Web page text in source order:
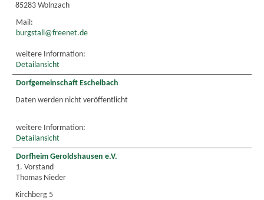
85283 Wolnzach
Mail:
burgstall@freenet.de
weitere Information:
Detailansicht
Dorfgemeinschaft Eschelbach
Daten werden nicht veröffentlicht
weitere Information:
Detailansicht
Dorfheim Geroldshausen e.V.
1. Vorstand
Thomas Nieder
Kirchberg 5